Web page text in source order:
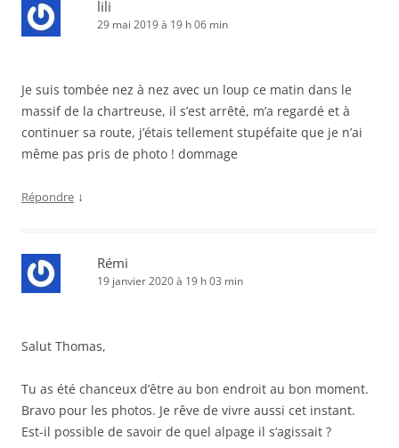
lili
29 mai 2019 à 19 h 06 min
Je suis tombée nez à nez avec un loup ce matin dans le
massif de la chartreuse, il s’est arrêté, m’a regardé et à
continuer sa route, j’étais tellement stupéfaite que je n’ai
même pas pris de photo ! dommage
Répondre ↓
Rémi
19 janvier 2020 à 19 h 03 min
Salut Thomas,
Tu as été chanceux d’être au bon endroit au bon moment.
Bravo pour les photos. Je rêve de vivre aussi cet instant.
Est-il possible de savoir de quel alpage il s’agissait ?